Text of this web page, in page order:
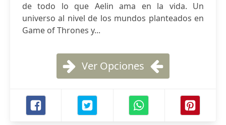
de todo lo que Aelin ama en la vida. Un
universo al nivel de los mundos planteados en
Game of Thrones y...
Ver Opciones